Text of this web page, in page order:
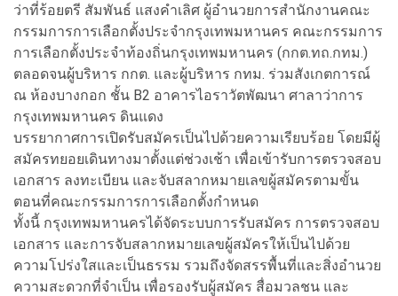
ว่าที่ร้อยตรี สัมพันธ์ แสงคำเลิศ ผู้อำนวยการสำนักงานคณะ
กรรมการการเลือกตั้งประจำกรุงเทพมหานคร คณะกรรมการ
การเลือกตั้งประจำท้องถิ่นกรุงเทพมหานคร (กกต.ทถ.กทม.)
ตลอดจนผู้บริหาร กกต. และผู้บริหาร กทม. ร่วมสังเกตการณ์
ณ ห้องบางกอก ชั้น B2 อาคารไอราวัตพัฒนา ศาลาว่าการ
กรุงเทพมหานคร ดินแดง
บรรยากาศการเปิดรับสมัครเป็นไปด้วยความเรียบร้อย โดยมีผู้
สมัครทยอยเดินทางมาตั้งแต่ช่วงเช้า เพื่อเข้ารับการตรวจสอบ
เอกสาร ลงทะเบียน และจับสลากหมายเลขผู้สมัครตามขั้น
ตอนที่คณะกรรมการการเลือกตั้งกำหนด
ทั้งนี้ กรุงเทพมหานครได้จัดระบบการรับสมัคร การตรวจสอบ
เอกสาร และการจับสลากหมายเลขผู้สมัครให้เป็นไปด้วย
ความโปร่งใสและเป็นธรรม รวมถึงจัดสรรพื้นที่และสิ่งอำนวย
ความสะดวกที่จำเป็น เพื่อรองรับผู้สมัคร สื่อมวลชน และ